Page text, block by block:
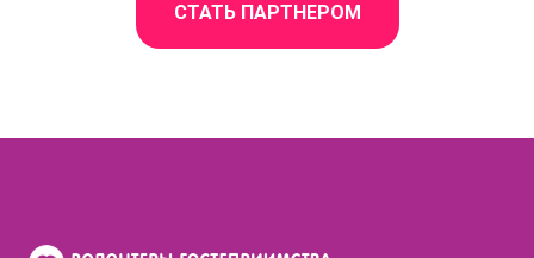
СТАТЬ ПАРТНЕРОМ